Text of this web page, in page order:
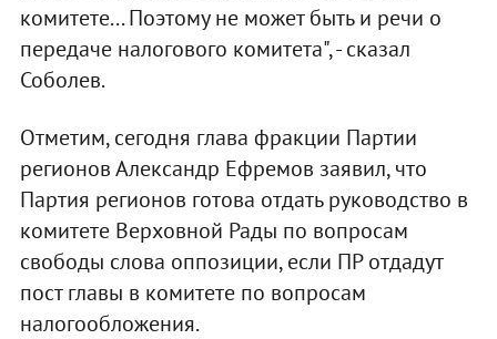
комитете... Поэтому не может быть и речи о
передаче налогового комитета", - сказал
Соболев.
Отметим, сегодня глава фракции Партии
регионов Александр Ефремов заявил, что
Партия регионов готова отдать руководство в
комитете Верховной Рады по вопросам
свободы слова оппозиции, если ПР отдадут
пост главы в комитете по вопросам
налогообложения.